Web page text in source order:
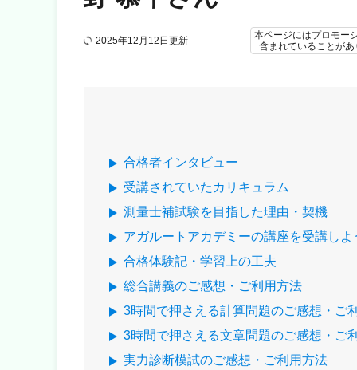
2025年12月12日更新
本ページにはプロモー
含まれていることがあ
合格者インタビュー
受講されていたカリキュラム
測量士補試験を目指した理由・契機
アガルートアカデミーの講座を受講し
合格体験記・学習上の工夫
総合講義のご感想・ご利用方法
3時間で押さえる計算問題のご感想・ご
3時間で押さえる文章問題のご感想・ご
実力診断模試のご感想・ご利用方法